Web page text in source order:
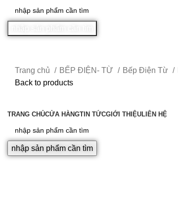
TRANG CHỦCỬA HÀNGTIN TỨCGIỚI THIỆULIÊN HỆ
nhập sản phẩm cần tìm
Trang chủ BẾP ĐIỆN- TỪ Bếp Điện Từ
Back to products
Click to enlarge